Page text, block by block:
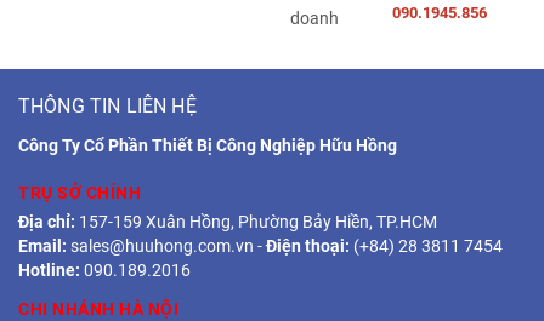
090.1945.856
THÔNG TIN LIÊN HỆ
Công Ty Cổ Phần Thiết Bị Công Nghiệp Hữu Hồng
TRỤ SỞ CHÍNH
Địa chỉ: 157-159 Xuân Hồng, Phường Bảy Hiền, TP.HCM
Email: sales@huuhong.com.vn -Điện thoại: (+84) 28 3811 7454
Hotline: 090.189.2016
CHI NHÁNH HÀ NỘI